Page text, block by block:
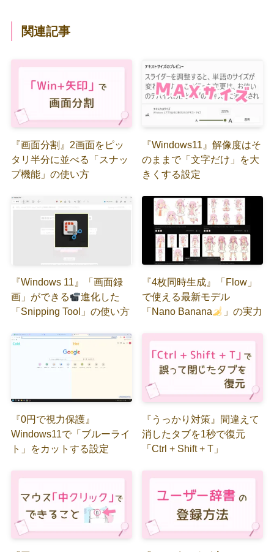
関連記事
『画面分割』2画面をピッ
タリ半分に並べる「スナッ
プ機能」の使い方
『Windows11』解像度はそ
のままで「文字だけ」を大
きくする設定
『Windows 11』「画面録
画」ができる
進化した
「Snipping Tool」の使い方
『4枚同時生成』「Flow」
で使える最新モデル
「Nano Banana
」の実力
『0円で視力保護』
Windows11で「ブルーライ
ト」をカットする設定
『うっかり対策』間違えて
消したタブを1秒で復元
「Ctrl + Shift + T」